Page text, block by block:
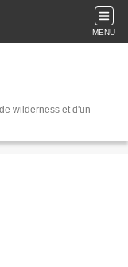
MENU
wilderness et d'un